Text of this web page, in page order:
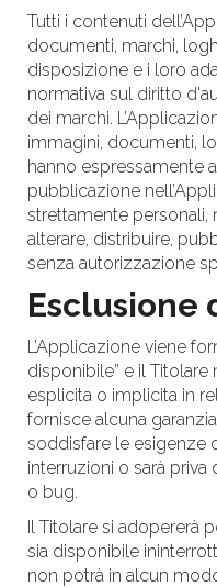
Tutti i contenuti
documenti, marchi,
disposizione e i loro
normativa sul diritto
dei marchi.
immagini, documenti,
hanno espressamente
pubblicazione
strettamente personali,
alterare, distribuire,
senza autorizzazione
Esclusione
L’Applicazione viene
disponibile” e il
esplicita o implicita in
fornisce alcuna
soddisfare le esigenze
interruzioni o sarà priva
o bug.
Il Titolare si adopererà
sia disponibile
non potrà in alcun